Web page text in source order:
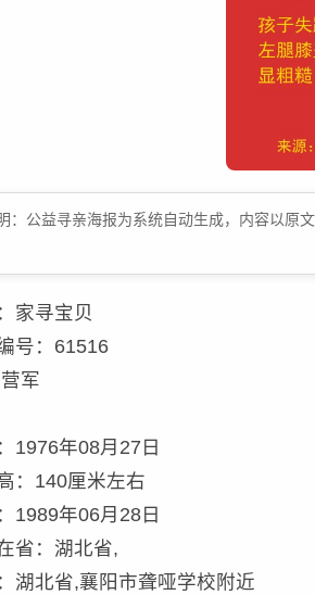
：公益寻亲海报为系统自动生成，内容以原
家寻宝贝
号：61516
军
1976年08月27日
：140厘米左右
1989年06月28日
省：湖北省,
湖北省,襄阳市聋哑学校附近